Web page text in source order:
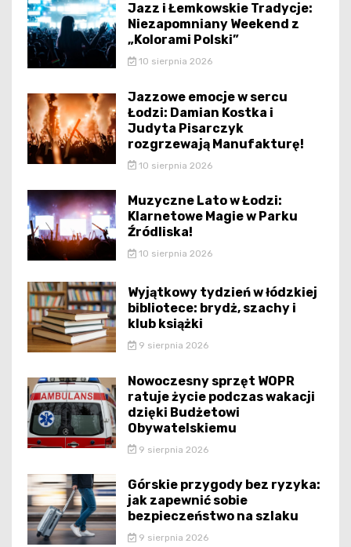
Jazz i Łemkowskie Tradycje:
Niezapomniany Weekend z
„Kolorami Polski”
10 sierpnia 2026
Jazzowe emocje w sercu
Łodzi: Damian Kostka i
Judyta Pisarczyk
rozgrzewają Manufakturę!
10 sierpnia 2026
Muzyczne Lato w Łodzi:
Klarnetowe Magie w Parku
Źródliska!
10 sierpnia 2026
Wyjątkowy tydzień w łódzkiej
bibliotece: brydż, szachy i
klub książki
9 sierpnia 2026
Nowoczesny sprzęt WOPR
ratuje życie podczas wakacji
dzięki Budżetowi
Obywatelskiemu
9 sierpnia 2026
Górskie przygody bez ryzyka:
jak zapewnić sobie
bezpieczeństwo na szlaku
9 sierpnia 2026